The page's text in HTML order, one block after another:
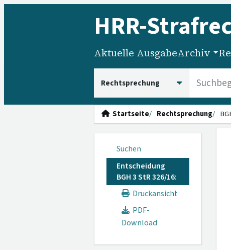
HRR-
Aktuelle AusgabeArchiv
Startseite Rechtsprechung
Suchen
Entscheidung
BGH 3 StR 326/16:
Druckansicht
PDF-
Download